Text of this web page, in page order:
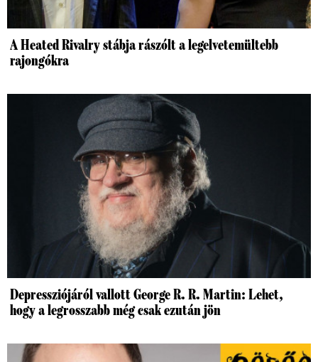
A Heated Rivalry stábja rászólt a legelvetemültebb
rajongókra
Depressziójáról vallott George R. R. Martin: Lehet,
hogy a legrosszabb még csak ezután jön